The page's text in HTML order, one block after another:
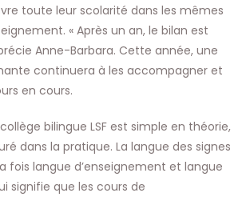
toute leur scolarité dans les mêmes
« Après un an, le bilan est
Anne-Barbara. Cette année, une
continuera à les accompagner et
en cours.
bilingue LSF est simple en théorie,
dans la pratique. La langue des signes
fois langue d’enseignement et langue
signifie que les cours de